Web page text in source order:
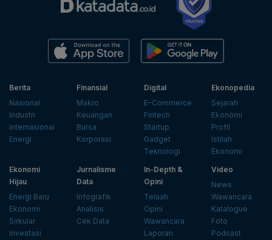
Berita
Nasional
Industri
Internasional
Energi
Finansial
Makro
Keuangan
Bursa
Korporasi
Digital
E-Commerce
Fintech
Startup
Gadget
Teknologi
Ekonopedia
Sejarah
Ekonomi
Profil
Istilah
Ekonomi
Ekonomi
Hijau
Energi Baru
Ekonomi
Sirkular
Investasi
Jurnalisme
Data
Infografik
Analisis
Cek Data
In-Depth &
Opini
Telaah
Opini
Wawancara
Laporan
Video
News
Wawancara
Katalogue
Foto
Podcast